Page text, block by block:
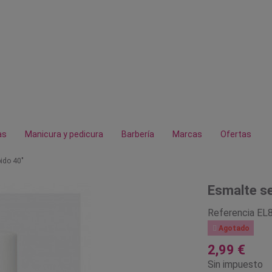
Manicura y pedicura Barbería Marcas Ofertas
40"
Esmalte
Referencia
Agotado
2,99 €
Sin impuesto